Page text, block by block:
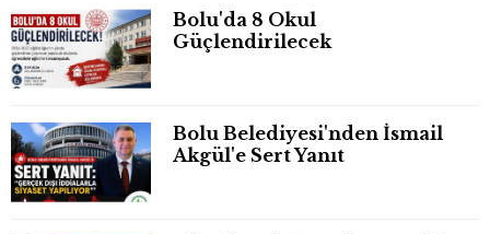
Bolu'da 8 Okul
Güçlendirilecek
Bolu Belediyesi'nden İsmail
Akgül'e Sert Yanıt